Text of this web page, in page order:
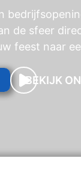
de sfeer
feest naar
BEKIJK